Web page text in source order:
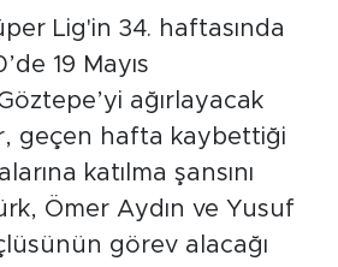
Lig'in 34. haftasında
19 Mayıs
ağırlayacak
geçen hafta kaybettiği
katılma şansını
Ömer Aydın ve Yusuf
görev alacağı